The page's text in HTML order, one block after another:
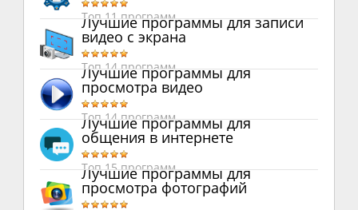
Топ 11 программ
Лучшие программы для записи
видео с экрана
Топ 14 программ
Лучшие программы для
просмотра видео
Топ 14 программ
Лучшие программы для
общения в интернете
Топ 15 программ
Лучшие программы для
просмотра фотографий